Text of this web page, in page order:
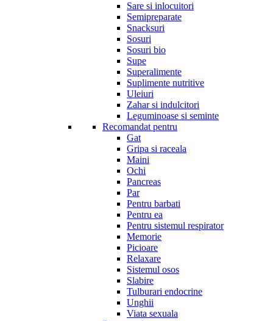
Sare si inlocuitori
Semipreparate
Snacksuri
Sosuri
Sosuri bio
Supe
Superalimente
Suplimente nutritive
Uleiuri
Zahar si indulcitori
Leguminoase si seminte
Recomandat pentru
Gat
Gripa si raceala
Maini
Ochi
Pancreas
Par
Pentru barbati
Pentru ea
Pentru sistemul respirator
Memorie
Picioare
Relaxare
Sistemul osos
Slabire
Tulburari endocrine
Unghii
Viata sexuala